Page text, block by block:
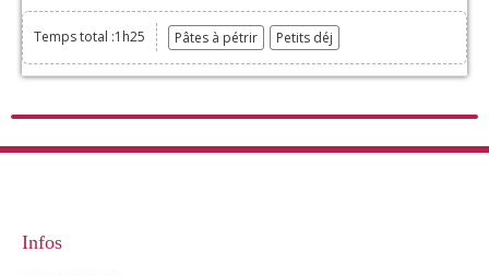
Temps total :1h25 Pâtes à pétrir Petits déj
Infos